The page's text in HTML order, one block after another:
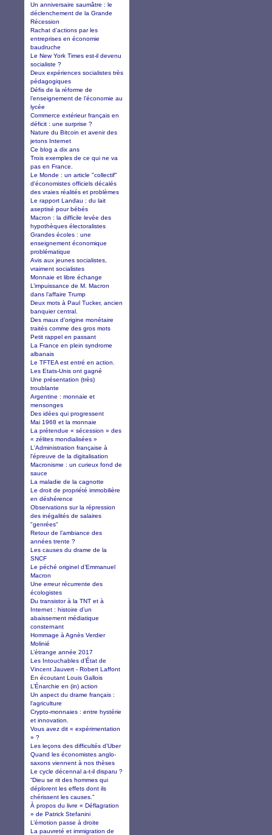
Un anniversaire saumâtre : le
déclenchement de la Grande
Récession
Rachat d’actions par les
entreprises en économie
baudruche
Le New York Times est-il devenu
socialiste ?
Deux expériences socialistes très
pédagogiques
Défis de la réforme de
l’enseignement de l’économie au
lycée
Commerce extérieur français en
déficit : une surprise ?
Nature du Bitcoin et avenir des
jetons Internet
Ce blog a dix ans
Trois exemples de ce qui ne va
pas en France.
Le Monde : un article "collectif"
d'économistes officiels décalés
des vraies réalités et problèmes
Le rapport Landau : du lait
aseptisé pour bébés
Macron : la difficile levée des
hypothèques électoralistes
Grandes écoles : une
enseignement économique
problématique
Avis aux jeunes socialistes,
vraiment socialistes
Monnaie et libre échange
L’impuissance de M. Macron
dans l’affaire Trump
Deux mots à Paul Tucker, ancien
banquier central.
Des maux d’origine monétaire
traités comme des gros mots
Petit rappel en passant
La France en plein syndrome
albanais
Le TFTEA est entré en action.
Les Etats-Unis ont gagné
Une présentation (très)
troublante
Argentine : monnaie et
mensonges
Des idées qui progressent
Mai 1968 et la monnaie
La prétendue « sécession » des
« zélites mondialisées »
L'Administration française à
l'épreuve de la digitalisation
Macronisme : un curieux fond de
sauce
La maladie de la cagnotte
Le droit de propriété immobilière
en déshérence
Observations sur la répression
des inégalités de salaires
"genrées"
Retour de l’ambiance des
années trente ?
Les causes du drame de la
SNCF
Le péché originel d’Emmanuel
Macron
Une erreur récurrente des
écologistes
Du transistor à la TNT et à
Internet : histoire d’un
abaissement médiatique
consternant
Hommage à Agnès Verdier
Molinié
L’étrange année 2017
Les Intouchables d’État de
Vincent Jauvert - Robert Laffont
En écoutant Louis Gallois
L’Énarchie en (in) action
Un aspect du drame français :
l'agriculture
Crypto-monnaies : entre hystérie
et innovation.
Vous avez dit « expérimentation
» ?
Les leçons des difficultés d’Uber
Quand les économistes anglo-
saxons viennent à nos thèses
Le cycle décennal a-t-il disparu ?
“Dieu se rit des hommes qui
déplorent les effets dont ils
chérissent les causes.”
À propos du livre « Déflagration
» de Patrick Stefanini
L’émotion passe à droite
La pauvreté et immigration de